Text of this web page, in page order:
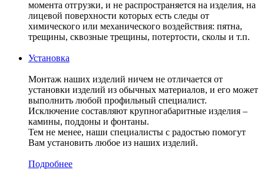
момента отгрузки, и не распространяется на изделия, на
лицевой поверхности которых есть следы от
химического или механического воздействия: пятна,
трещины, сквозные трещины, потертости, сколы и т.п.
Установка
Монтаж наших изделий ничем не отличается от
установки изделий из обычных материалов, и его может
выполнить любой профильный специалист.
Исключение составляют крупногабаритные изделия –
камины, поддоны и фонтаны.
Тем не менее, наши специалисты с радостью помогут
Вам установить любое из наших изделий.
Подробнее